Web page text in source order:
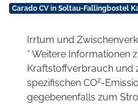
Carado CV in Soltau-Fallingbostel
Irrtum und
* Weitere Informationen
Kraftstoffverbrauch und
spezifischen CO2-
gegebenenfalls zum